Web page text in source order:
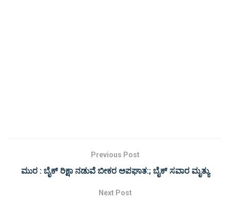
Previous Post
ಮುರ : ಬೈಕ್ ರಿಕ್ಷಾ ನಡುವೆ ಬೀಕರ ಅಪಘಾತ:; ಬೈಕ್ ಸವಾರ ಮೃತ್ಯು
Next Post